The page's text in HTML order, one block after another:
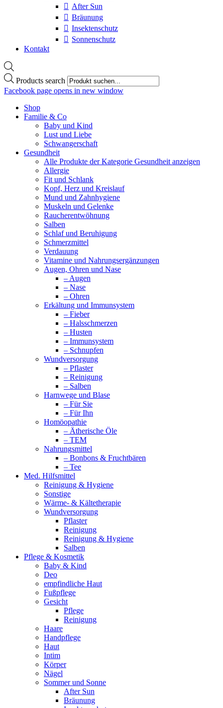
After Sun
Bräunung
Insektenschutz
Sonnenschutz
Kontakt
Products search
Facebook page opens in new window
Shop
Familie & Co
Baby und Kind
Lust und Liebe
Schwangerschaft
Gesundheit
Alle Produkte der Kategorie Gesundheit anzeigen
Allergie
Fit und Schlank
Kopf, Herz und Kreislauf
Mund und Zahnhygiene
Muskeln und Gelenke
Raucherentwöhnung
Salben
Schlaf und Beruhigung
Schmerzmittel
Verdauung
Vitamine und Nahrungsergänzungen
Augen, Ohren und Nase
– Augen
– Nase
– Ohren
Erkältung und Immunsystem
– Fieber
– Halsschmerzen
– Husten
– Immunsystem
– Schnupfen
Wundversorgung
– Pflaster
– Reinigung
– Salben
Harnwege und Blase
– Für Sie
– Für Ihn
Homöopathie
– Ätherische Öle
– TEM
Nahrungsmittel
– Bonbons & Fruchtbären
– Tee
Med. Hilfsmittel
Reinigung & Hygiene
Sonstige
Wärme- & Kältetherapie
Wundversorgung
Pflaster
Reinigung
Reinigung & Hygiene
Salben
Pflege & Kosmetik
Baby & Kind
Deo
empfindliche Haut
Fußpflege
Gesicht
Pflege
Reinigung
Haare
Handpflege
Haut
Intim
Körper
Nägel
Sommer und Sonne
After Sun
Bräunung